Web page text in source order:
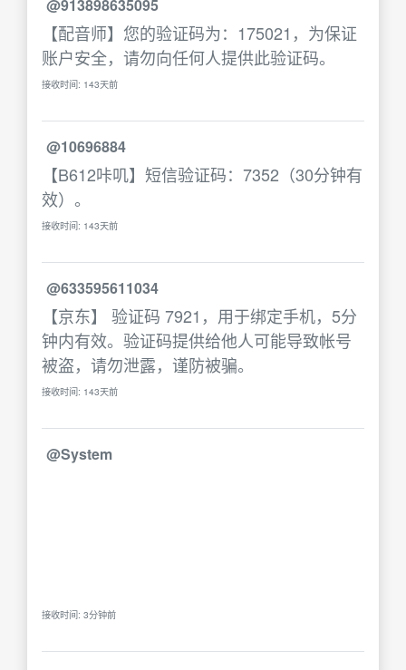
@913898635095
【配音师】您的验证码为：175021，为保证
账户安全，请勿向任何人提供此验证码。
接收时间: 143天前
@10696884
【B612咔叽】短信验证码：7352（30分钟有
效）。
接收时间: 143天前
@633595611034
【京东】 验证码 7921，用于绑定手机，5分
钟内有效。验证码提供给他人可能导致帐号
被盗，请勿泄露，谨防被骗。
接收时间: 143天前
@System
接收时间: 3分钟前